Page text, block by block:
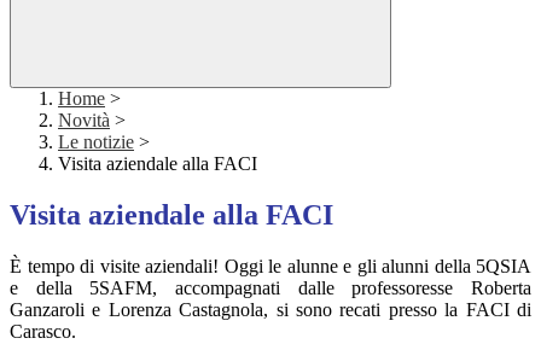
Home >
Novità >
Le notizie >
Visita aziendale alla FACI
Visita aziendale alla FACI
È tempo di visite aziendali! Oggi le alunne e gli alunni della 5QSIA
e della 5SAFM, accompagnati dalle professoresse Roberta
Ganzaroli e Lorenza Castagnola, si sono recati presso la FACI di
Carasco.